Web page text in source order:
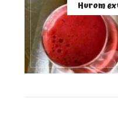
Hurom